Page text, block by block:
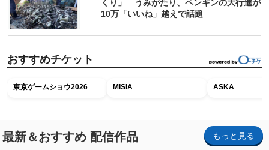
くり」 うみがたり、ペンギンの大行進が
10万「いいね」越えで話題
おすすめチケット
東京ゲームショウ2026 MISIA ASKA
最新＆おすすめ 配信作品 もっと見る